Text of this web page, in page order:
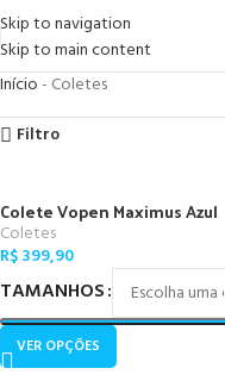
Skip to navigation
Skip to main content
Início- Coletes
Filtro
Colete Vopen Maximus Azul
Coletes
R$399,90
TAMANHOS
VER OPÇÕES